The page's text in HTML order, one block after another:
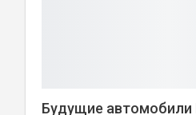
Будущие автомобили